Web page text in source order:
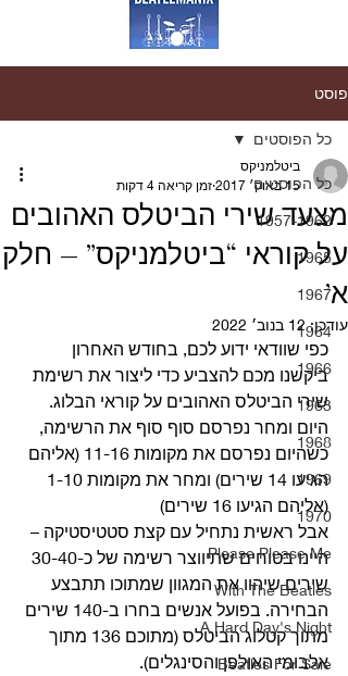
פוסט
כל הפוסטים
1957-1962
1965
1967
1964
1966
1963
1968
1969
1970
Please Please Me
With The Beatles
A Hard Day's Night
Beatles For Sale
כל הפוסטים
מצעד שירי הביטלס האהובים
על קוראי “ביטלמניקס” – חלק
א’
ביטלמניקס
15 באוק׳ 2017
זמן קריאה 4 דקות
עודכן:12 בנוב׳ 2022
כפי שוודאי ידוע לכם, בחודש האחרון
ביקשנו מכם להצביע כדי ליצור את רשימת
שירי הביטלס האהובים על קוראי הבלוג.
היום ומחר נפרסם סוף סוף את הרשימה,
כשהיום נפרסם את מקומות 11-16 (אליהם
(אליהם הגיעו 16 שירים)
אבל ראשית נתחיל עם קצת סטטיסטיקה –
שירים שיהוו את המגוון שמתוכו תתבצע
הבחירה. בפועל אנשים בחרו ב-140 שירים
מתוך קטלוג הביטלס (מתוכם 136 מתוך
אלבומי האולפן והסינגלים).